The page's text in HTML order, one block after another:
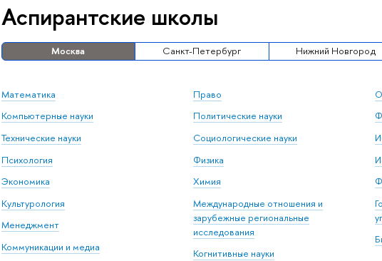
Аспирантские школы
Москва Санкт-Петербург Нижний Новгород
Математика
Компьютерные науки
Технические науки
Психология
Экономика
Культурология
Менеджмент
Коммуникации и медиа
Право
Политические науки
Социологические науки
Физика
Химия
Международные отношения и
зарубежные региональные
исследования
Когнитивные науки